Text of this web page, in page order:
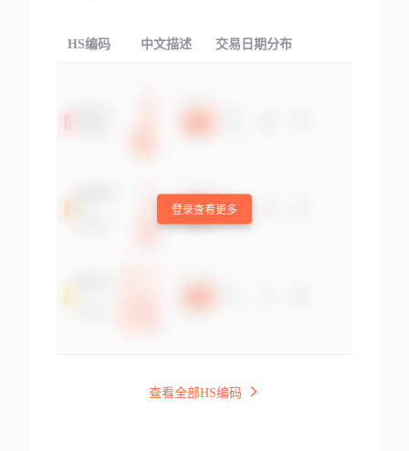
HS编码 中文描述 交易日期分布
登录查看更多
查看全部HS编码